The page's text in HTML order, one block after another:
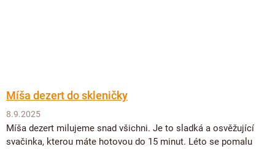
Míša dezert do skleničky
8.9.2025
Míša dezert milujeme snad všichni. Je to sladká a osvěžující
svačinka, kterou máte hotovou do 15 minut. Léto se pomalu